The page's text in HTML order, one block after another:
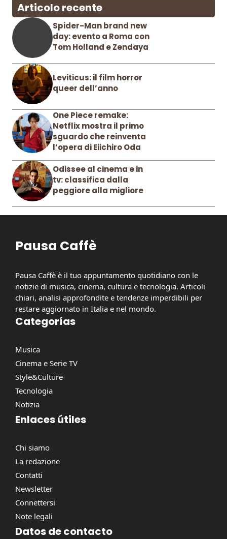
Articolo recente
Spider-Man brand new
day: evento a Roma con
Tom Holland e Zendaya
Leviticus: il film horror
queer dell’anno
One Piece remake:
Netflix mostra il primo
sguardo che reinventa
l’opera di Eiichiro Oda
Odissee al cinema e in
tv: classifica dalla
peggiore alla migliore
Pausa Caffè
Pausa Caffè è il tuo appuntamento quotidiano con le
notizie di musica, cinema, cultura e tecnologia. Articoli
chiari, analisi approfondite e tendenze imperdibili per
restare aggiornato in Italia e nel mondo.
Categorías
Musica
Cinema e Serie TV
Style&Culture
Tecnologia
Notizia
Enlaces útiles
Chi siamo
La redazione
Contatti
Newsletter
Connettersi
Note legali
Datos de contacto